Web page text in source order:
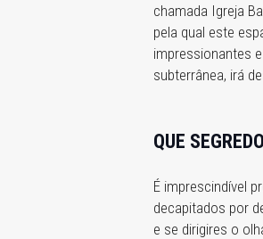
chamada Igreja
pela qual este
impressionantes
subterrânea, irá
QUE
É imprescindível
decapitados por
e se dirigires o